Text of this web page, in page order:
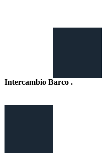
Intercambio Barco .